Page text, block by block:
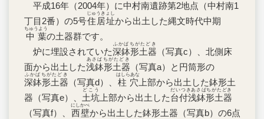
平成16年（2004年）に中村南遺跡第2地点（中村南1
丁目2番）の5号住居址
じゅうきょし
から出土した縄文時代中期
中葉
ちゅうよう
の土器群です。
炉に埋設されていた深鉢形土器
ふかばちがたどき
（写真c）、北側床
面から出土した浅鉢形土器
あさばちがたどき
（写真a）と円筒形の
深鉢形土器
ふかばちがたどき
（写真d）、 柱穴
はしらあな
上部から出土した鉢形土
器（写真e）、 土坑
どこう
上部から出土した台付浅鉢形土器
だいつきあさばちがたどき
（写真f）、 西壁
にしかべ
から出土した鉢形土器（写真b）の6点